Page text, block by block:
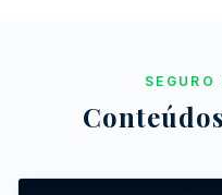
SEGURO